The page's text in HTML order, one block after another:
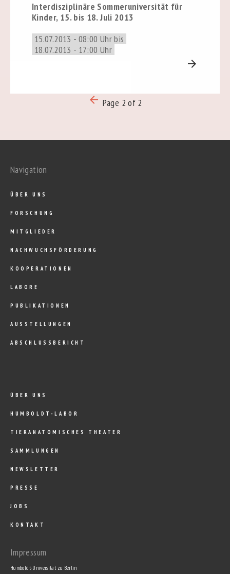
Interdisziplinäre Sommeruniversität für
Kinder, 15. bis 18. Juli 2013
15.07.2013 - 08:00 Uhr bis
18.07.2013 - 17:00 Uhr
arrow_forward
arrow_backward
Page 2 of 2
Navigation
ÜBER UNS
FORSCHUNG
MITGLIEDER
NACHWUCHSFÖRDERUNG
KOOPERATIONEN
LABORE
PUBLIKATIONEN
AUSSTELLUNGEN
ABSCHLUSSBERICHT
ÜBER UNS
HUMBOLDT-LABOR
TIERANATOMISCHES THEATER
SAMMLUNGEN
NEWSLETTER
PRESSE
JOBS
KONTAKT
Impressum
Humboldt-Universität zu Berlin